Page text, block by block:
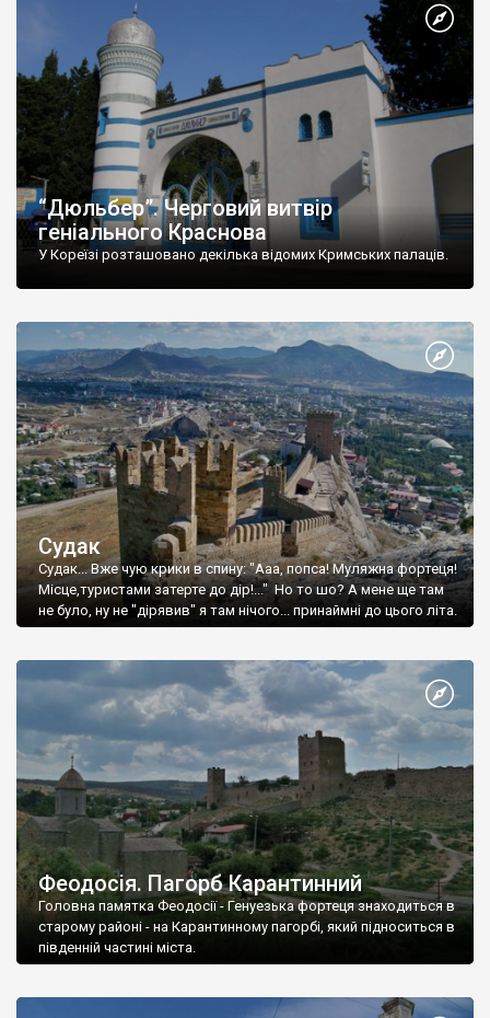
“Дюльбер”. Черговий витвір
геніального Краснова
У Кореїзі розташовано декілька відомих Кримських палаців.
Судак
Судак... Вже чую крики в спину: "Ааа, попса! Муляжна фортеця!
Місце,туристами затерте до дір!..." Но то шо? А мене ще там
не було, ну не "дірявив" я там нічого... принаймні до цього літа.
Феодосія. Пагорб Карантинний
Головна памятка Феодосії - Генуезька фортеця знаходиться в
старому районі - на Карантинному пагорбі, який підноситься в
південній частині міста.